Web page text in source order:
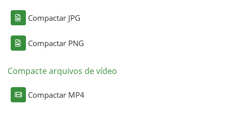
Compactar JPG
Compactar PNG
Compacte arquivos de vídeo
Compactar MP4